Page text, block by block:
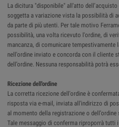
La dicitura "disponibile" all'atto
soggetta a variazione vista la possibilità di
da parte di più utenti. Per tale motivo
possibilità, una volta ricevuto l'ordine, di
mancanza, di comunicare
nell'ordine inviato e concorda con il cliente
dell’ordine. Nessuna responsabilità potrà
Ricezione dell'ordine
La corretta ricezione dell'ordine è
risposta via e-mail, inviata all'indirizzo di
al momento della registrazione o dell’ordine
Tale messaggio di conferma riproporrà tutti